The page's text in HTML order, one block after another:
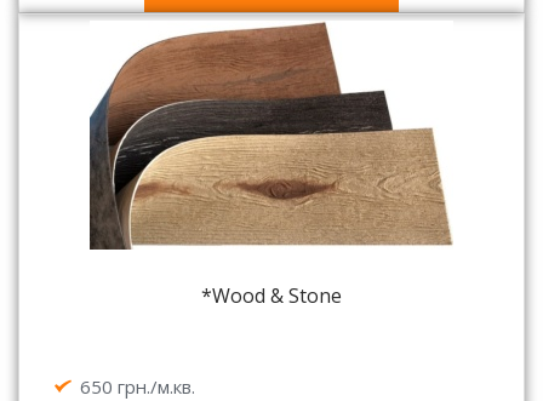
*Wood & Stone
650 грн./м.кв.